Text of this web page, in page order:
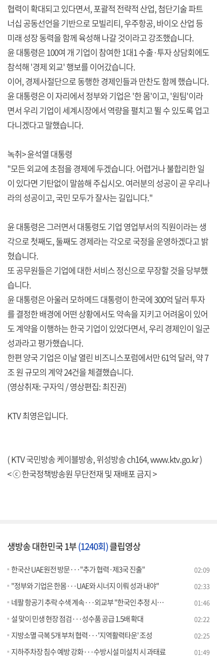
협력이 확대되고 있다면서, 포괄적 전략적 산업, 첨단기술 파트
너십 공동선언을 기반으로 모빌리티, 우주항공, 바이오 산업 등
미래 성장 동력을 함께 육성해 나갈 것이라고 강조했습니다.
윤 대통령은 100여 개 기업이 참여한 1대1 수출·투자 상담회에도
참석해 '경제 외교' 행보를 이어갔습니다.
이어, 경제사절단으로 동행한 경제인들과 만찬도 함께 했습니다.
윤 대통령은 이 자리에서 정부와 기업은 '한 몸'이고, '원팀'이라
면서 우리 기업이 세계시장에서 역량을 펼치고 뛸 수 있도록 업고
다니겠다고 말했습니다.
녹취> 윤석열 대통령
"모든 외교에 초점을 경제에 두겠습니다. 어렵거나 불합리한 일
이 있다면 기탄없이 말씀해 주십시오. 여러분의 성공이 곧 우리나
라의 성공이고, 국민 모두가 잘사는 길입니다."
윤 대통령은 그러면서 대통령도 기업 영업부서의 직원이라는 생
각으로 첫째도, 둘째도 경제라는 각오로 국정을 운영하겠다고 밝
혔습니다.
또 공무원들은 기업에 대한 서비스 정신으로 무장할 것을 당부했
습니다.
윤 대통령은 아울러 모하메드 대통령이 한국에 300억 달러 투자
를 결정한 배경에 어떤 상황에서도 약속을 지키고 어려움이 있어
도 계약을 이행하는 한국 기업이 있었다면서, 우리 경제인이 일군
성과라고 평가했습니다.
한편 양국 기업은 이날 열린 비즈니스포럼에서만 61억 달러, 약 7
조 원 규모의 계약 24건을 체결했습니다.
(영상취재: 구자익 / 영상편집: 최진권)
KTV 최영은입니다.
( KTV 국민방송 케이블방송, 위성방송 ch164,www.ktv.go.kr)
< ⓒ 한국정책방송원 무단전재 및 재배포 금지 >
생방송 대한민국 1부(1240회)클립영상
한국산 UAE원전 방문···"추가 협력·제3국 진출" 02:09
"정부와 기업은 한몸···UAE와 시너지 이뤄 성과 내야" 02:33
네팔 항공기 추락 수색 계속···외교부 "한국인 추정 시신 2구 확인" 01:46
설 맞이 민생 현장 점검···성수품 공급 1.5배 확대 02:22
지방소멸 극복 5개 부처 협력···'지역활력타운' 조성 02:25
지하주차장 침수 예방 강화···수방시설 미설치 시 과태료 01:49